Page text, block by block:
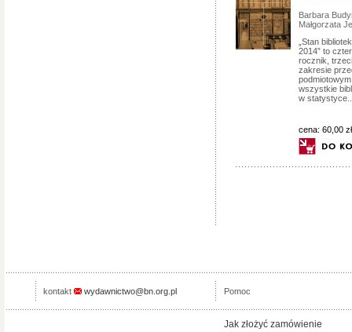
Barbara
Małgorzata
„Stan
2014” to
rocznik,
zakresie
wszystkie
w
cena: 60,00 zł
kontakt wydawnictwo@bn.org.pl Pomoc
Jak złożyć zamówienie